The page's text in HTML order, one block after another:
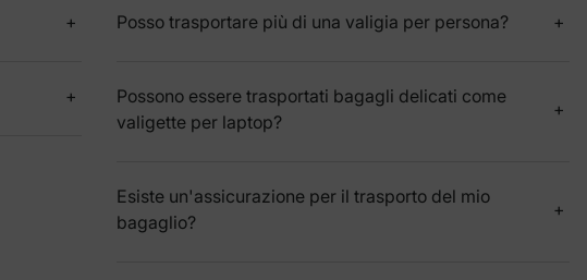
Posso trasportare più di una valigia per persona?
Possono essere trasportati bagagli delicati come
valigette per laptop?
Esiste un'assicurazione per il trasporto del mio
bagaglio?